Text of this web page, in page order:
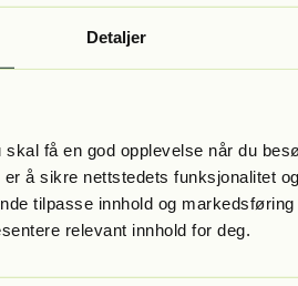
Detaljer
få en god opplevelse når du
å sikre nettstedets funksjonalitet
tilpasse innhold og markedsføring
relevant innhold for deg.